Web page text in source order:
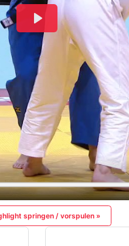
springen / vorspulen »